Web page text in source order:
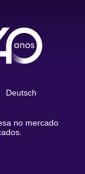
Deutsch
no mercado